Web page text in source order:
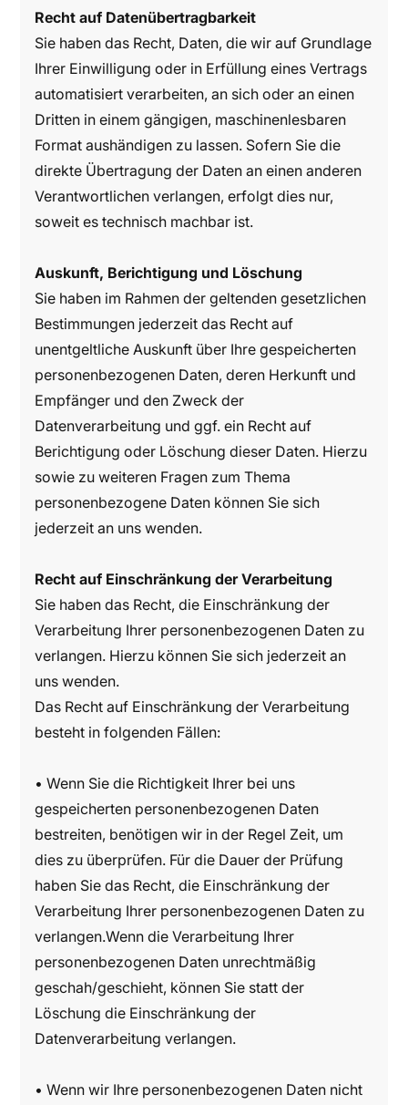
Recht auf Datenübertragbarkeit
Sie haben das Recht, Daten, die wir auf Grundlage
Ihrer Einwilligung oder in Erfüllung eines Vertrags
automatisiert verarbeiten, an sich oder an einen
Dritten in einem gängigen, maschinenlesbaren
Format aushändigen zu lassen. Sofern Sie die
direkte Übertragung der Daten an einen anderen
Verantwortlichen verlangen, erfolgt dies nur,
soweit es technisch machbar ist.
Auskunft, Berichtigung und Löschung
Sie haben im Rahmen der geltenden gesetzlichen
Bestimmungen jederzeit das Recht auf
unentgeltliche Auskunft über Ihre gespeicherten
personenbezogenen Daten, deren Herkunft und
Empfänger und den Zweck der
Datenverarbeitung und ggf. ein Recht auf
Berichtigung oder Löschung dieser Daten. Hierzu
sowie zu weiteren Fragen zum Thema
personenbezogene Daten können Sie sich
jederzeit an uns wenden.
Recht auf Einschränkung der Verarbeitung
Sie haben das Recht, die Einschränkung der
Verarbeitung Ihrer personenbezogenen Daten zu
verlangen. Hierzu können Sie sich jederzeit an
uns wenden.
Das Recht auf Einschränkung der Verarbeitung
besteht in folgenden Fällen:
• Wenn Sie die Richtigkeit Ihrer bei uns
gespeicherten personenbezogenen Daten
bestreiten, benötigen wir in der Regel Zeit, um
dies zu überprüfen. Für die Dauer der Prüfung
haben Sie das Recht, die Einschränkung der
Verarbeitung Ihrer personenbezogenen Daten zu
verlangen.Wenn die Verarbeitung Ihrer
personenbezogenen Daten unrechtmäßig
geschah/geschieht, können Sie statt der
Löschung die Einschränkung der
Datenverarbeitung verlangen.
• Wenn wir Ihre personenbezogenen Daten nicht